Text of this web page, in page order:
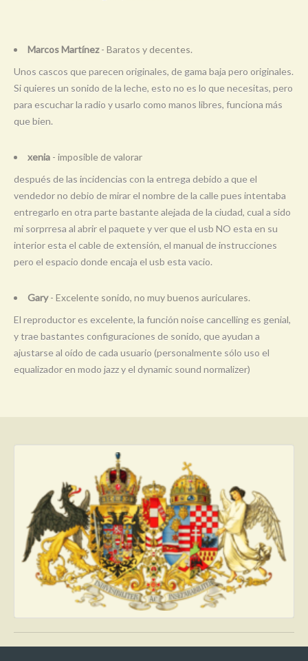
Marcos Martínez- Baratos y decentes.
Unos cascos que parecen originales, de gama baja pero originales.
Si quieres un sonido de la leche, esto no es lo que necesitas, pero
para escuchar la radio y usarlo como manos libres, funciona más
que bien.
xenia - imposible de valorar
después de las incidencias con la entrega debido a que el
vendedor no debio de mirar el nombre de la calle pues intentaba
entregarlo en otra parte bastante alejada de la ciudad, cual a sido
mi sorprresa al abrir el paquete y ver que el usb NO esta en su
interior esta el cable de extensión, el manual de instrucciones
pero el espacio donde encaja el usb esta vacio.
Gary- Excelente sonido, no muy buenos auriculares.
El reproductor es excelente, la función noise cancelling es genial,
y trae bastantes configuraciones de sonido, que ayudan a
ajustarse al oído de cada usuario (personalmente sólo uso el
equalizador en modo jazz y el dynamic sound normalizer)